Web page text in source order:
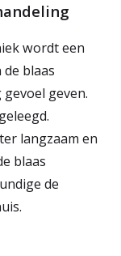
wordt een
blaas
geven.
langzaam en
blaas
de